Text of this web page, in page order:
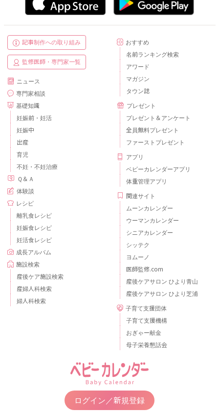
記事制作への取り組み
監修医師・専門家一覧
ニュース
専門家相談
基礎知識
妊娠前・妊活
妊娠中
出産
育児
不妊・不妊治療
Ｑ＆Ａ
体験談
レシピ
離乳食レシピ
妊娠食レシピ
妊活食レシピ
成長アルバム
施設検索
産後ケア施設検索
産婦人科検索
婦人科検索
おすすめ
名前ランキング検索
アワード
マガジン
タウン誌
プレゼント
プレゼント＆アンケート
全員無料プレゼント
ファーストプレゼント
アプリ
ベビーカレンダーアプリ
体重管理アプリ
関連サイト
ムーンカレンダー
ウーマンカレンダー
シニアカレンダー
シッテク
ヨムーノ
医師監修.com
産後ケアサロン ひより青山
産後ケアサロン ひより芝浦
子育て支援団体
子育て支援機構
おぎゃー献金
母子栄養懇話会
ログイン／新規登録